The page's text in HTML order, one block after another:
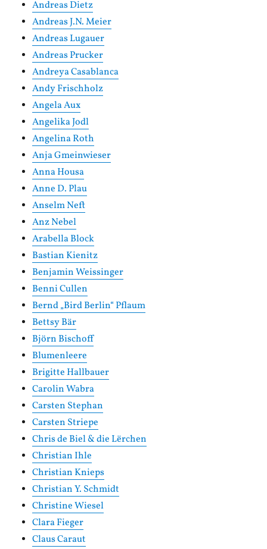
Andreas Dietz
Andreas J.N. Meier
Andreas Lugauer
Andreas Prucker
Andreya Casablanca
Andy Frischholz
Angela Aux
Angelika Jodl
Angelina Roth
Anja Gmeinwieser
Anna Housa
Anne D. Plau
Anselm Neft
Anz Nebel
Arabella Block
Bastian Kienitz
Benjamin Weissinger
Benni Cullen
Bernd „Bird Berlin“ Pflaum
Bettsy Bär
Björn Bischoff
Blumenleere
Brigitte Hallbauer
Carolin Wabra
Carsten Stephan
Carsten Striepe
Chris de Biel & die Lërchen
Christian Ihle
Christian Knieps
Christian Y. Schmidt
Christine Wiesel
Clara Fieger
Claus Caraut